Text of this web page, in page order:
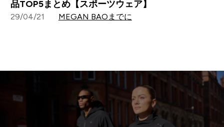
品TOP5まとめ【スポーツウェア】
29/04/21 MEGAN BAOまでに